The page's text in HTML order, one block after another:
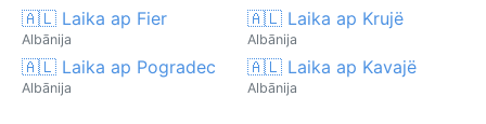
🇦🇱 Laika ap Fier
Albānija
🇦🇱 Laika ap Krujë
Albānija
🇦🇱 Laika ap Pogradec
Albānija
🇦🇱 Laika ap Kavajë
Albānija